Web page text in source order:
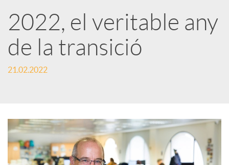
a
r
e
s
2022, el veritable any
de la transició
21.02.2022